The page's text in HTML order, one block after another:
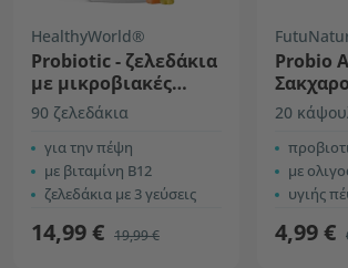
HealthyWorld®
Probiotic - ζελεδάκια
με μικροβιακές
καλλιέργειες
90 ζελεδάκια
για την πέψη
με βιταμίνη B12
ζελεδάκια με 3 γεύσεις
14,99 € 19,99 €
Probio
20
με
υγιής
4,99 €